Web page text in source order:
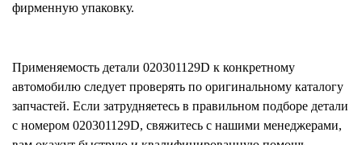
фирменную упаковку.
Применяемость детали 020301129D к конкретному
автомобилю следует проверять по оригинальному каталогу
запчастей. Если затрудняетесь в правильном подборе детали
с номером 020301129D, свяжитесь с нашими менеджерами,